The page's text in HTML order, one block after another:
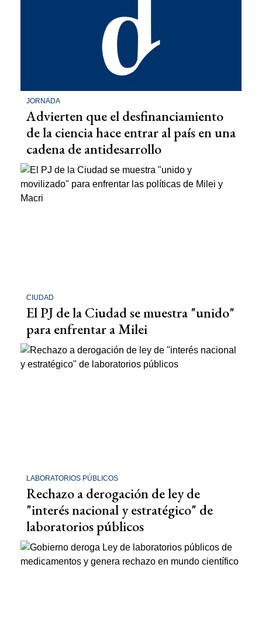
JORNADA
Advierten que el desfinanciamiento
de la ciencia hace entrar al país en una
cadena de antidesarrollo
CIUDAD
El PJ de la Ciudad se muestra "unido"
para enfrentar a Milei
LABORATORIOS PÚBLICOS
Rechazo a derogación de ley de
"interés nacional y estratégico" de
laboratorios públicos